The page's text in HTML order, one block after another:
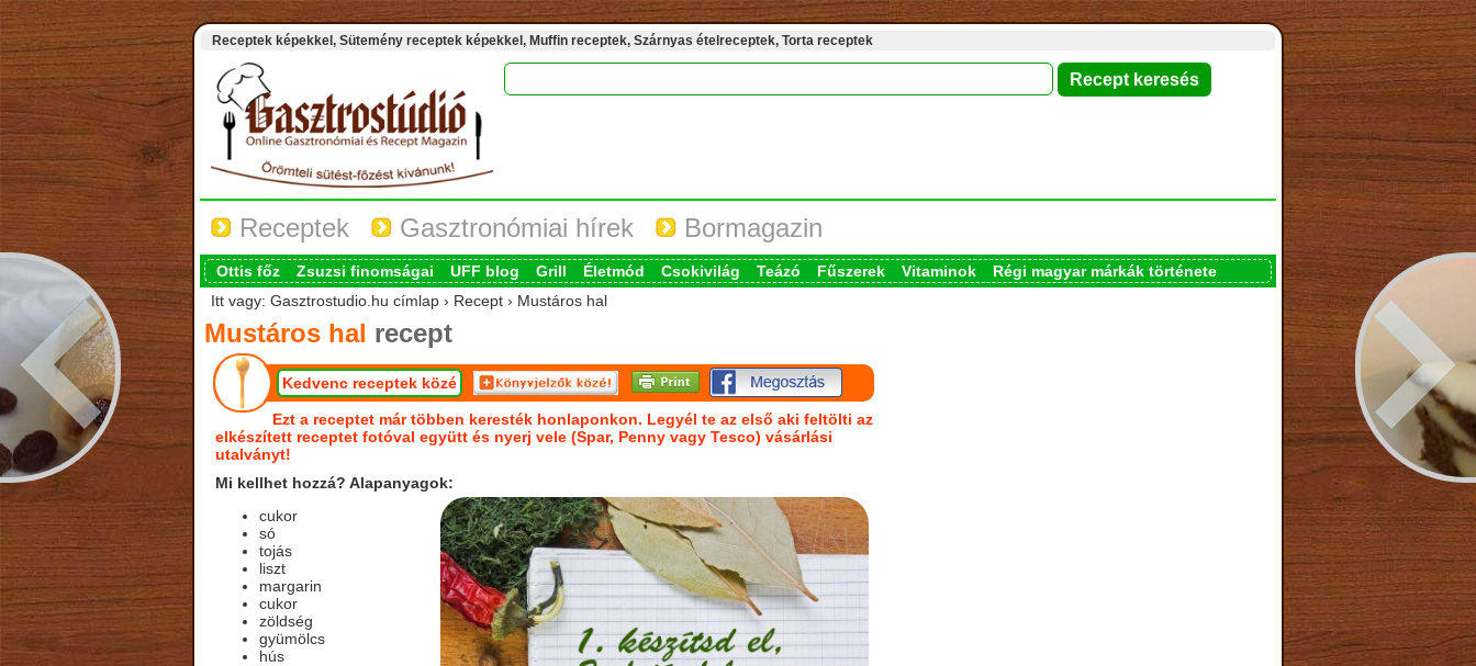
Receptek képekkel, Sütemény receptek képekkel, Muffin receptek, Szárnyas ételreceptek, Torta receptek
Receptek Gasztronómiai hírek Bormagazin
Ottis főz Zsuzsi finomságai UFF blog Grill Életmód Csokivilág Teázó Fűszerek Vitaminok
Régi magyar márkák története
Itt vagy: Gasztrostudio.hu címlap › Recept › Mustáros hal
Mustáros hal recept
Kedvenc receptek közé
Ezt a receptet már többen keresték honlaponkon. Legyél te az első aki feltölti az
elkészített receptet fotóval együtt és nyerj vele (Spar, Penny vagy Tesco) vásárlási
utalványt!
Mi kellhet hozzá? Alapanyagok:
cukor
só
tojás
liszt
margarin
cukor
zöldség
gyümölcs
hús